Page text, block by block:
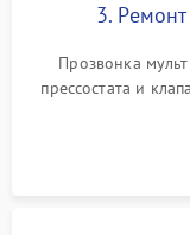
3.
Прозвонка
прессостата и